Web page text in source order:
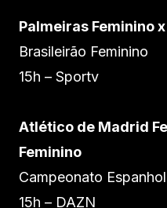
Palmeiras Feminino
Brasileirão Feminino
15h – Sportv
Atlético de Madrid
Feminino
Campeonato
15h – DAZN